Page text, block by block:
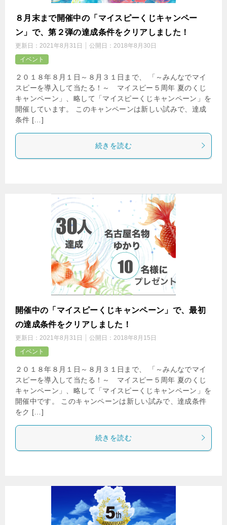
８月末まで開催中の「マイスピーくじキャンペー
ン」で、第２弾の達成条件をクリアしました！
更新日： 2021年8月31日 公開日： 2018年8月30日
イベント
２０１８年８月１日～８月３１日まで、 「～みんなでマイ
スピーを導入して当たる！～ マイスピー５周年 夏のくじ
キャンペーン」、略して「マイスピーくじキャンペーン」を
開催しています。 このキャンペーンは新しい試みで、達成
条件 […]
続きを読む
開催中の「マイスピーくじキャンペーン」で、最初
の達成条件をクリアしました！
更新日： 2021年8月31日 公開日： 2018年8月15日
イベント
２０１８年８月１日～８月３１日まで、 「～みんなでマイ
スピーを導入して当たる！～ マイスピー５周年 夏のくじ
キャンペーン」、略して「マイスピーくじキャンペーン」を
開催中です。 このキャンペーンは新しい試みで、達成条件
をク […]
続きを読む